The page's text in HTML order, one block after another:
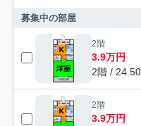
募集中の部屋
2階
3.9万円
2階 /
2階
3.9万円